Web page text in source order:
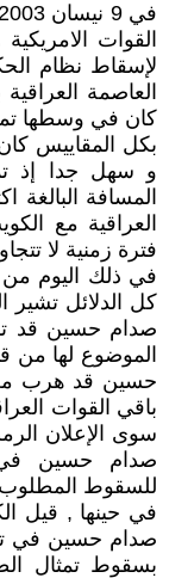
القوات
لإسقاط نظام
العاصمة
كان في وسطها
بكل المقاييس
و سهل جدا إذ
المسافة
العراقية مع
فترة زمنية لا
كل الدلائل تشير
صدام حسين قد
الموضوع لها من
حسين قد هرب
باقي القوات
سوى الإعلان
صدام حسين في
للسقوط
في حينها , قيل
صدام حسين في
بسقوط تمثال